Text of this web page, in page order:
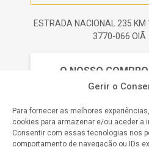
Gerir o
Para fornecer as melhores
cookies para armazenar e/ou aceder a
Consentir com essas tecnologias nos
comportamento de navegação ou IDs
ESTRADA NACIONAL 235
3770-066 OIÃ
O NOSSO
Satisfação do Cliente
Qualidade Garantida